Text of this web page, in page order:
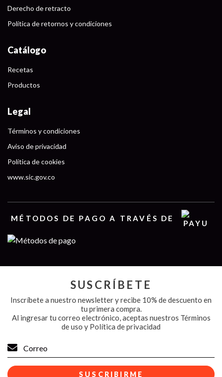
Derecho de retracto
Política de retornos y condiciones
Catálogo
Recetas
Productos
Legal
Términos y condiciones
Aviso de privacidad
Política de cookies
www.sic.gov.co
MÉTODOS DE PAGO A TRAVÉS DE
SUSCRÍBETE
Inscríbete a nuestro newsletter y recibe 10% de descuento en
tu primera compra.
Al ingresar tu correo electrónico, aceptas nuestros Términos
de uso y Política de privacidad